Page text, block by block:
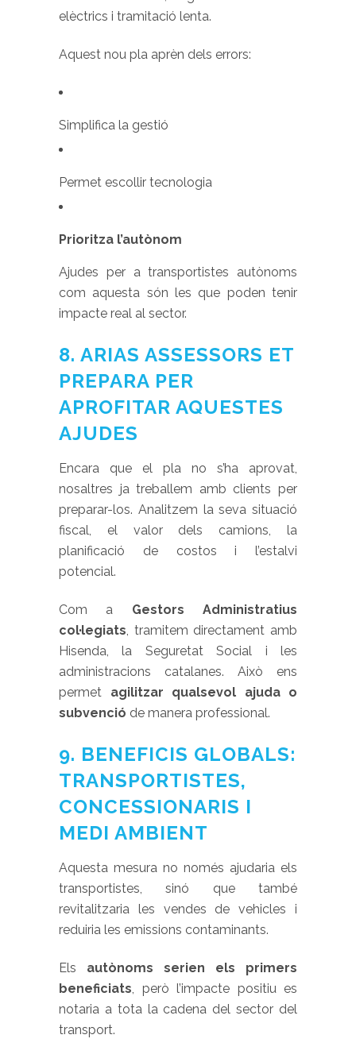
elèctrics i tramitació lenta.
Aquest nou pla aprèn dels errors:
Simplifica la gestió
Permet escollir tecnologia
Prioritza l’autònom
Ajudes per a transportistes autònoms
com aquesta són les que poden tenir
impacte real al sector.
8. ARIAS ASSESSORS ET
PREPARA PER
APROFITAR AQUESTES
AJUDES
Encara que el pla no s’ha aprovat,
nosaltres ja treballem amb clients per
preparar-los. Analitzem la seva situació
fiscal, el valor dels camions, la
planificació de costos i l’estalvi
potencial.
Com a Gestors Administratius
col·legiats, tramitem directament amb
Hisenda, la Seguretat Social i les
administracions catalanes. Això ens
permet agilitzar qualsevol ajuda o
subvenció de manera professional.
9. BENEFICIS GLOBALS:
TRANSPORTISTES,
CONCESSIONARIS I
MEDI AMBIENT
Aquesta mesura no només ajudaria els
transportistes, sinó que també
revitalitzaria les vendes de vehicles i
reduiria les emissions contaminants.
Els autònoms serien els primers
beneficiats, però l’impacte positiu es
notaria a tota la cadena del sector del
transport.